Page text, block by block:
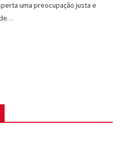
uma preocupação justa e